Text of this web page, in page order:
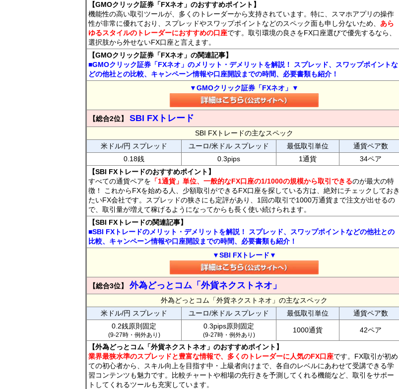
【GMOクリック証券「FXネオ」のおすすめポイント】
機能性の高い取引ツールが、多くのトレーダーから支持されています。特に、スマホアプリの操作
性が非常に優れており、スプレッドやスワップポイントなどのスペック面も申し分ないため、 あら
ゆるスタイルのトレーダーにおすすめの口座です。取引環境の良さをFX口座選びで優先するなら、
選択肢から外せないFX口座と言えます。
【GMOクリック証券「FXネオ」の関連記事】
■GMOクリック証券「FXネオ」のメリット・デメリットを解説！ スプレッド、スワップポイントな
どの他社との比較、キャンペーン情報や口座開設までの時間、必要書類も紹介！
▼GMOクリック証券「FXネオ」▼
【総合2位】 SBI FXトレード
SBI FXトレードの主なスペック
米ドル/円 スプレッド
ユーロ/米ドル スプレッド 最低取引単位
通貨ペア数
0.18銭
0.3pips 1通貨
34ペア
【SBI FXトレードのおすすめポイント】
すべての通貨ペアを 「1通貨」単位、一般的なFX口座の1/1000の規模から取引できるのが最大の特
徴！ これからFXを始める人、少額取引ができるFX口座を探している方は、絶対にチェックしておき
たいFX会社です。スプレッドの狭さにも定評があり、1回の取引で1000万通貨まで注文が出せるの
で、取引量が増えて稼げるようになってからも長く使い続けられます。
【SBI FXトレードの関連記事】
■SBI FXトレードのメリット・デメリットを解説！ スプレッド、スワップポイントなどの他社との
比較、キャンペーン情報や口座開設までの時間、必要書類も紹介！
▼SBI FXトレード▼
【総合3位】 外為どっとコム「外貨ネクストネオ」
外為どっとコム「外貨ネクストネオ」の主なスペック
米ドル/円 スプレッド
ユーロ/米ドル スプレッド 最低取引単位
通貨ペア数
0.2銭原則固定
(9-27時・例外あり)
0.3pips原則固定
(9-27時・例外あり)
1000通貨 42ペア
【外為どっとコム「外貨ネクストネオ」のおすすめポイント】
業界最狭水準のスプレッドと豊富な情報で、多くのトレーダーに人気のFX口座です。FX取引が初め
ての初心者から、スキル向上を目指す中・上級者向けまで、各自のレベルにあわせて受講できる学
習コンテンツも魅力です。比較チャートや相場の先行きを予測してくれる機能など、取引をサポー
トしてくれるツールも充実しています。